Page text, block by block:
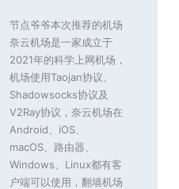
节点爷爷本次推荐的机场
奈云机场是一家成立于
2021年的科学上网机场，
机场使用Taojan协议、
Shadowsocks协议及
V2Ray协议，奈云机场在
Android、iOS、
macOS、路由器、
Windows、Linux都有客
户端可以使用，翻墙机场